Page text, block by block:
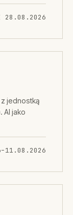
28.08.2026
jednostką
AI jako